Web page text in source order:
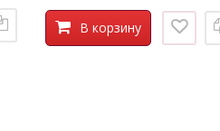
В корзину